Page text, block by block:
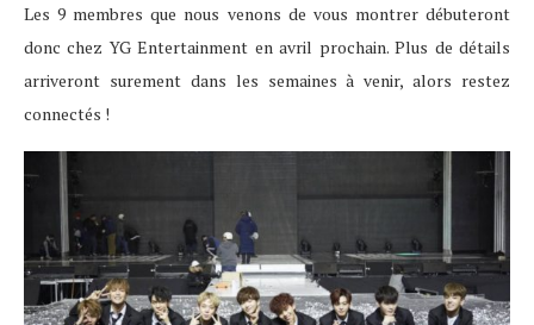
Les 9 membres que nous venons de vous montrer débuteront
donc chez YG Entertainment en avril prochain. Plus de détails
arriveront surement dans les semaines à venir, alors restez
connectés !